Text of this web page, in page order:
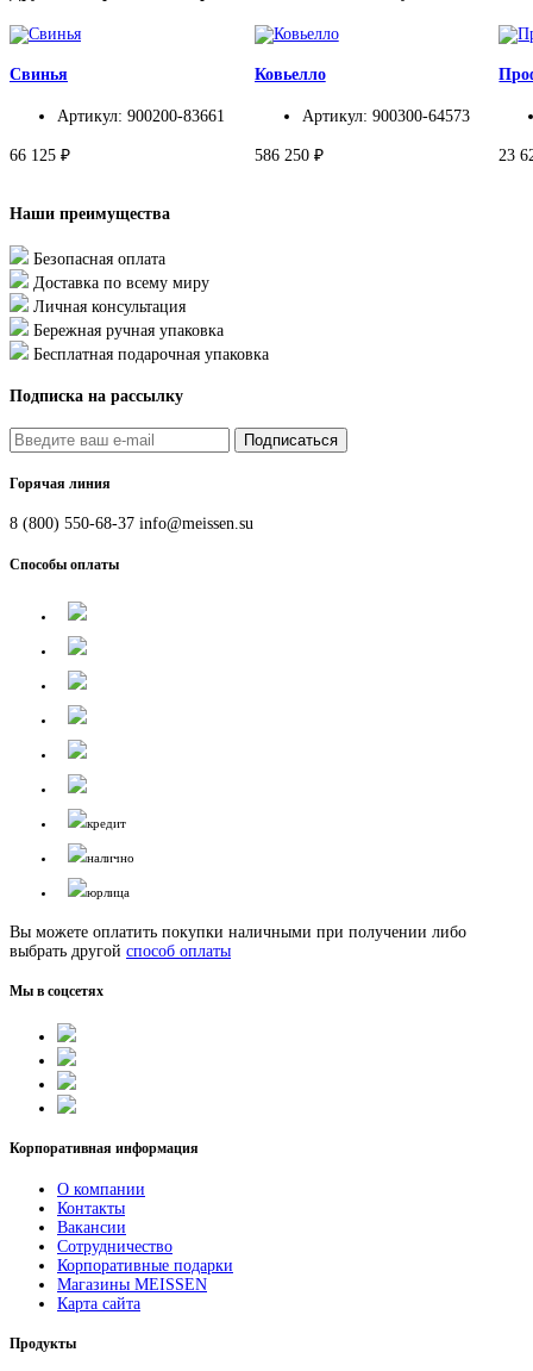
Свинья
Артикул: 900200-83661
66 125 ₽
Ковьелло
Артикул: 900300-64573
586 250 ₽ 23
Наши преимущества
Безопасная оплата
Доставка по всему миру
Личная консультация
Бережная ручная упаковка
Бесплатная подарочная упаковка
Подписка на рассылку
Подписаться
Горячая линия
8 (800) 550-68-37 info@meissen.su
Способы оплаты
кредит
налично
юрлица
Вы можете оплатить покупки наличными при получении либо
выбрать другой способ оплаты
Мы в соцсетях
Корпоративная информация
О компании
Контакты
Вакансии
Сотрудничество
Корпоративные подарки
Магазины MEISSEN
Карта сайта
Продукты